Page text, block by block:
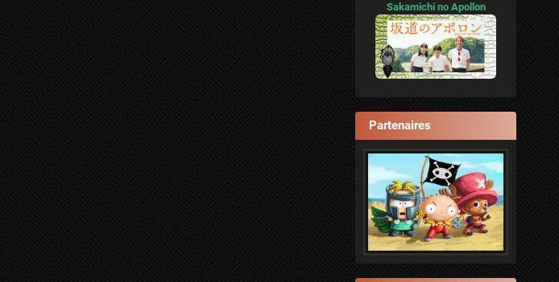
Sakamichi no Apollon
Partenaires